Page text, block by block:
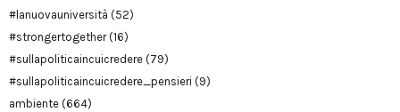
#lanuovauniversità (52)
#strongertogether(16)
#sullapoliticaincuicredere (79)
#sullapoliticaincuicredere_pensieri (9)
ambiente (664)